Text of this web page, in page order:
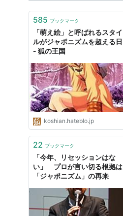
585 ブックマーク
「萌え絵」と呼ばれるスタイ
ルがジャポニズムを超える日
- 狐の王国
koshian.hateblo.jp
22 ブックマーク
「今年、リセッションはな
い」 プロが言い切る根拠は
「ジャポニズム」の再来